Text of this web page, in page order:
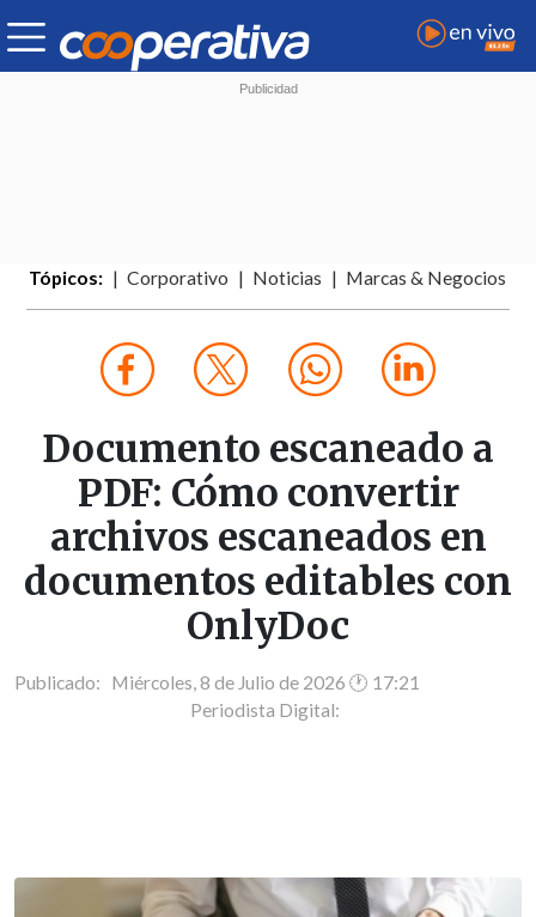
Tópicos: Corporativo Noticias Marcas & Negocios
Documento escaneado a
PDF: Cómo convertir
archivos escaneados en
documentos editables con
OnlyDoc
Publicado: Miércoles, 8 de Julio de 2026 🕐 17:21
Periodista Digital: